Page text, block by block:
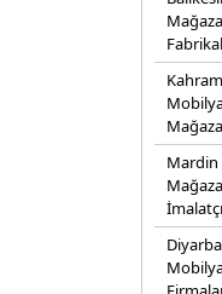
Mardin